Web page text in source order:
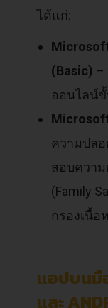
ได้แก่:
(Basic) –
ออนไลน์
ความปล
สอบควา
(Family
กรองเนื้อ
แอปบนมื
และ